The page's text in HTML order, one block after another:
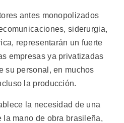
antes monopolizados
siderurgia,
representarán un fuerte
empresas ya privatizadas
su personal, en muchos
la producción.
la necesidad de una
mano de obra brasileña,